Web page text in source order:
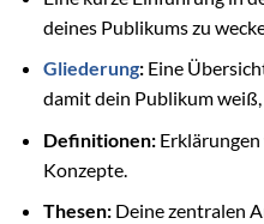
deines Publikums zu
Gliederung:Eine
damit dein Publikum
Definitionen:Erklärungen
Konzepte.
Thesen:Deine zentralen